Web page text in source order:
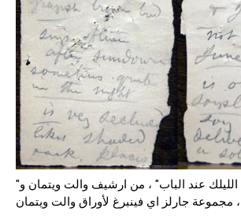
"عندما ازهرت اخيرا الليلك عند الباب" ، من ارشيف والت ويتمان و